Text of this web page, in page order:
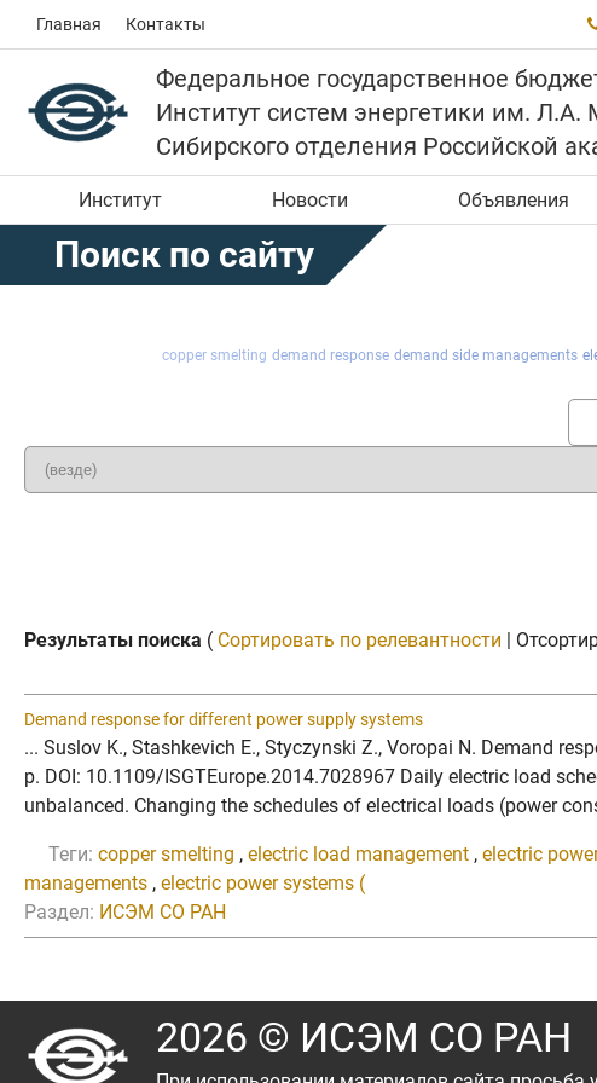
Главная Контакты
Федеральное государственное
Институт систем энергетики им. Л.А.
Сибирского отделения Российской
Институт Новости Объявления
Поиск по сайту
copper smelting demand response demand side managements
Результаты поиска ( Сортировать по релевантности |
Demand response for different power supply systems
... Suslov K., Stashkevich E., Styczynski Z., Voropai N. Demand
p. DOI: 10.1109/ISGTEurope.2014.7028967 Daily electric load
unbalanced. Changing the schedules of electrical loads (power
Теги: copper smelting , electric load management , electric
managements , electric power systems (
Раздел: ИСЭМ СО РАН
2026 © ИСЭМ СО РАН